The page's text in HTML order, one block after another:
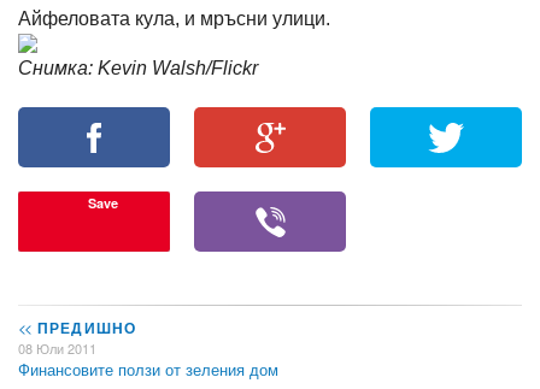
Айфеловата кула, и мръсни улици.
Снимка: Kevin Walsh/Flickr
Save
<< ПРЕДИШНО
08 Юли 2011
Финансовите ползи от зеления дом